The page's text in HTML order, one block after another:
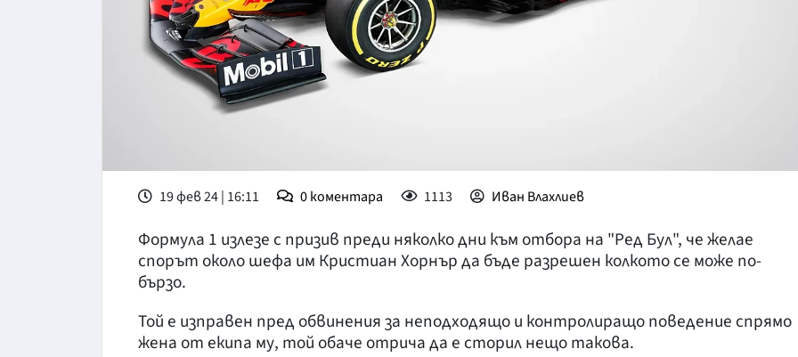
19 фев 24 | 16:11 0коментара 1113 Иван Влахлиев
Формула 1 излезе с призив преди няколко дни към отбора на "Ред Бул", че желае
спорът около шефа им Кристиан Хорнър да бъде разрешен колкото се може по-
бързо.
Той е изправен пред обвинения за неподходящо и контролиращо поведение спрямо
жена от екипа му, той обаче отрича да е сторил нещо такова.